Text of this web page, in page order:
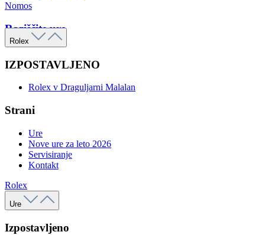
Nomos
Raziščite ure
Rolex
IZPOSTAVLJENO
Rolex v Draguljarni Malalan
Strani
Ure
Nove ure za leto 2026
Servisiranje
Kontakt
Rolex
Ure
Izpostavljeno